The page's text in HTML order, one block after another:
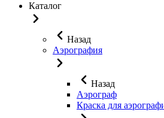
Каталог
Назад
Аэрография
Назад
Аэрограф
Краска для